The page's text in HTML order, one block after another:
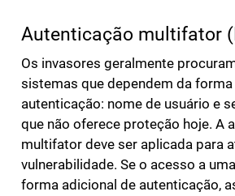
Autenticação multifator
Os invasores geralmente
sistemas que dependem da
autenticação: nome de usuário e
que não oferece proteção hoje. A
multifator deve ser aplicada para
vulnerabilidade. Se o acesso a
forma adicional de autenticação,